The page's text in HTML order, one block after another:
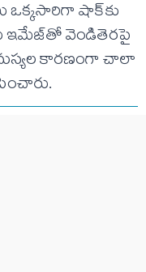
ఒక్కసారిగా షాక్‌కు
ఇమేజ్‌తో వెండితెరపై
కారణంగా చాలా